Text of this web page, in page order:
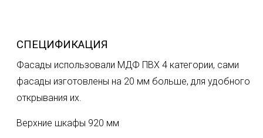
СПЕЦИФИКАЦИЯ
Фасады использовали МДФ ПВХ 4 категории, сами
фасады изготовлены на 20 мм больше, для удобного
открывания их.
Верхние шкафы 920 мм